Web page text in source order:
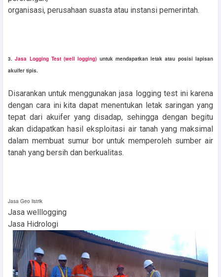
organisasi, perusahaan suasta atau instansi pemerintah.
3.Jasa Logging Test (well logging) untuk mendapatkan letak atau posisi lapisan
akuifer tipis.
Disarankan untuk menggunakan jasa logging test ini karena
dengan cara ini kita dapat menentukan letak saringan yang
tepat dari akuifer yang disadap, sehingga dengan begitu
akan didapatkan hasil eksploitasi air tanah yang maksimal
dalam membuat sumur bor untuk memperoleh sumber air
tanah yang bersih dan berkualitas.
Jasa Geo listrik
Jasa welllogging
Jasa Hidrologi